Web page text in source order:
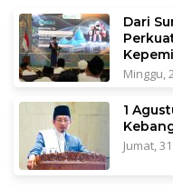
Dari
Minggu,
1
Jumat,